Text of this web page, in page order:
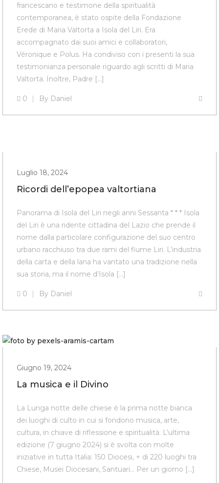
francescano e testimone della spiritualità
contemporanea, è stato ospite della Fondazione
Erede di Maria Valtorta a Isola del Liri. Era
accompagnato dai suoi amici e collaboratori,
Véronique e Polus. Ha condiviso con i presenti la sua
testimonianza personale riguardo agli scritti di Maria
Valtorta. Inoltre, Padre […]
0 By Daniel
Luglio 18, 2024
Ricordi dell’epopea valtortiana
Panorama di Isola del Liri negli anni Sessanta * * * Isola
del Liri è una ridente cittadina del Lazio che prende il
nome dalla particolare configurazione del suo centro
urbano racchiuso tra due rami del fiume Liri. L’industria
della carta e della lana ha vantato una tradizione nella
sua storia, ma il nome d’Isola […]
0 By Daniel
Giugno 19, 2024
La musica e il Divino
La Lunga notte delle chiese è la prima notte bianca
dei luoghi di culto in cui si fondono musica, arte,
cultura, in chiave di riflessione e spiritualità. L’ultima
edizione (7 giugno 2024) si è svolta con molte
iniziative in tutta Italia: 150 Diocesi, + di 220 luoghi tra
Chiese, Musei Diocesani, Santuari… Per un giorno […]